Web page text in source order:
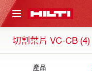
主要內容
切割葉片 VC-CB (4)
產品